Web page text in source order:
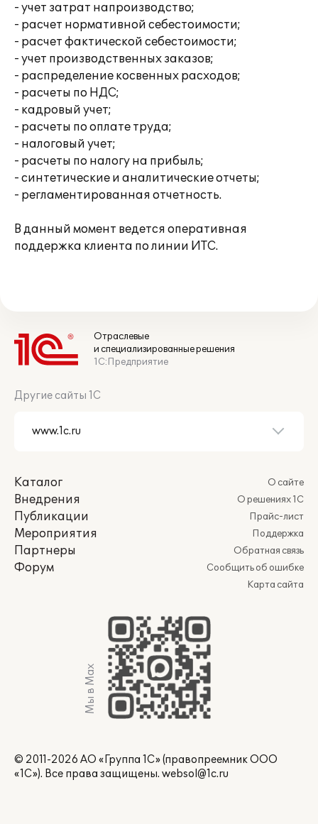
- учет затрат напроизводство;
- расчет нормативной себестоимости;
- расчет фактической себестоимости;
- учет производственных заказов;
- распределение косвенных расходов;
- расчеты по НДС;
- кадровый учет;
- расчеты по оплате труда;
- налоговый учет;
- расчеты по налогу на прибыль;
- синтетические и аналитические отчеты;
- регламентированная отчетность.
В данный момент ведется оперативная
поддержка клиента по линии ИТС.
Отраслевые
и специализированные решения
1С:Предприятие
Другие сайты 1С
Каталог
Внедрения
Публикации
Мероприятия
Партнеры
Форум
О сайте
О решениях 1С
Прайс-лист
Поддержка
Обратная связь
Сообщить об ошибке
Карта сайта
Мы в Max
© 2011-2026 АО «Группа 1С» (правопреемник ООО
«1С»). Все права защищены. websol@1c.ru